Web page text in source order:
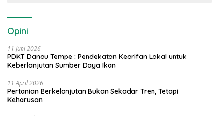
Opini
11 Juni 2026
PDKT Danau Tempe : Pendekatan Kearifan Lokal untuk
Keberlanjutan Sumber Daya Ikan
11 April 2026
Pertanian Berkelanjutan Bukan Sekadar Tren, Tetapi
Keharusan